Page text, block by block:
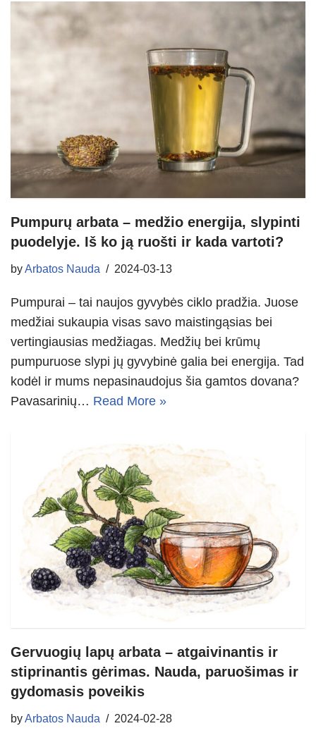
Pumpurų arbata – medžio energija, slypinti
puodelyje. Iš ko ją ruošti ir kada vartoti?
byArbatos Nauda 2024-03-13
Pumpurai – tai naujos gyvybės ciklo pradžia. Juose
medžiai sukaupia visas savo maistingąsias bei
vertingiausias medžiagas. Medžių bei krūmų
pumpuruose slypi jų gyvybinė galia bei energija. Tad
kodėl ir mums nepasinaudojus šia gamtos dovana?
Pavasarinių… Read More »
Gervuogių lapų arbata – atgaivinantis ir
stiprinantis gėrimas. Nauda, paruošimas ir
gydomasis poveikis
byArbatos Nauda 2024-02-28